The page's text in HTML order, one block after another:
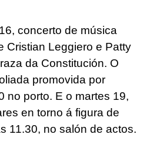
concerto de música
Cristian Leggiero e Patty
da Constitución. O
promovida por
no porto. E o martes 19,
en torno á figura de
11.30, no salón de actos.